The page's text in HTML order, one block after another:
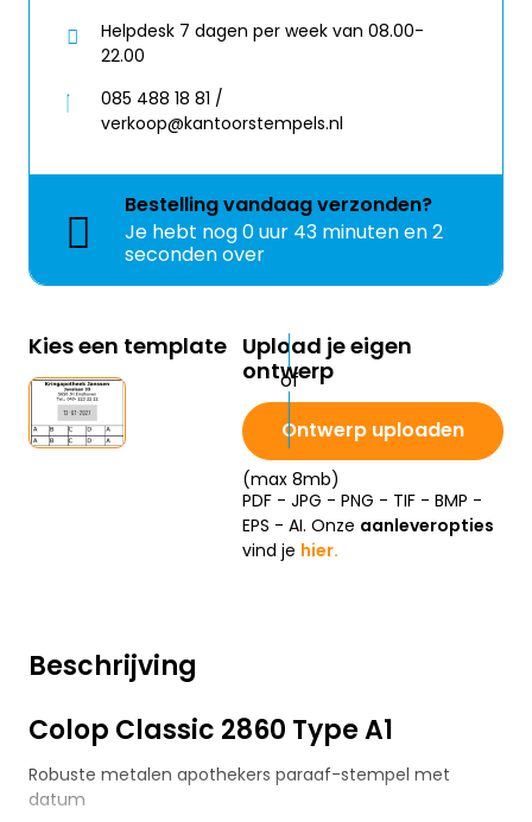
Beschrijving
Colop Classic 2860 Type A1
Robuste metalen apothekers paraaf-stempel met
datum
Helpdesk 7 dagen per week van 08.00-
22.00
085 488 18 81 /
verkoop@kantoorstempels.nl
Bestellingvandaagverzonden?
Je hebt nog0 uur 43 minuten en 1
seconden over
Kies een template Upload je eigen
ontwerp
Ontwerp uploaden
(max 8mb)
PDF - JPG - PNG - TIF - BMP -
EPS - AI. Onze aanleveropties
vind je hier.